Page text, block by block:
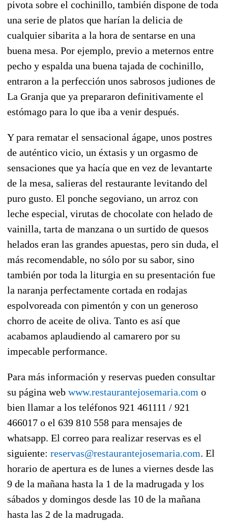
pivota sobre el cochinillo, también dispone de toda
una serie de platos que harían la delicia de
cualquier sibarita a la hora de sentarse en una
buena mesa. Por ejemplo, previo a meternos entre
pecho y espalda una buena tajada de cochinillo,
entraron a la perfección unos sabrosos judiones de
La Granja que ya prepararon definitivamente el
estómago para lo que iba a venir después.
Y para rematar el sensacional ágape, unos postres
de auténtico vicio, un éxtasis y un orgasmo de
sensaciones que ya hacía que en vez de levantarte
de la mesa, salieras del restaurante levitando del
puro gusto. El ponche segoviano, un arroz con
leche especial, virutas de chocolate con helado de
vainilla, tarta de manzana o un surtido de quesos
helados eran las grandes apuestas, pero sin duda, el
más recomendable, no sólo por su sabor, sino
también por toda la liturgia en su presentación fue
la naranja perfectamente cortada en rodajas
espolvoreada con pimentón y con un generoso
chorro de aceite de oliva. Tanto es así que
acabamos aplaudiendo al camarero por su
impecable performance.
Para más información y reservas pueden consultar
su página web www.restaurantejosemaria.com o
bien llamar a los teléfonos 921 461111 / 921
466017 o el 639 810 558 para mensajes de
whatsapp. El correo para realizar reservas es el
siguiente: reservas@restaurantejosemaria.com. El
horario de apertura es de lunes a viernes desde las
9 de la mañana hasta la 1 de la madrugada y los
sábados y domingos desde las 10 de la mañana
hasta las 2 de la madrugada.